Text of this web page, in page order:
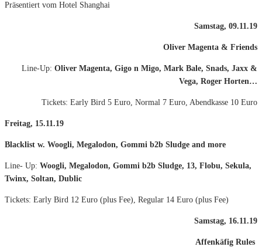
Präsentiert vom Hotel Shanghai
Samstag, 09.11.19
Oliver Magenta & Friends
Line-Up: Oliver Magenta, Gigo n Migo, Mark Bale, Snads, Jaxx &
Vega, Roger Horten…
Tickets: Early Bird 5 Euro, Normal 7 Euro, Abendkasse 10 Euro
Freitag, 15.11.19
Blacklist w. Woogli, Megalodon, Gommi b2b Sludge and more
Line- Up: Woogli, Megalodon, Gommi b2b Sludge, 13, Flobu, Sekula,
Twinx, Soltan, Dublic
Tickets: Early Bird 12 Euro (plus Fee), Regular 14 Euro (plus Fee)
Samstag, 16.11.19
Affenkäfig Rules